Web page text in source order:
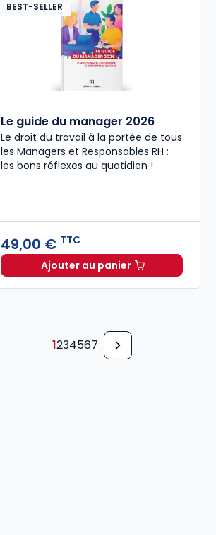
HT/mois
BEST-SELLER
Le guide du manager 2026
Le droit du travail à la portée de tous
les Managers et Responsables RH :
les bons réflexes au quotidien !
49,00 € TTC
Ajouter au panierLe guide du manager
1234567